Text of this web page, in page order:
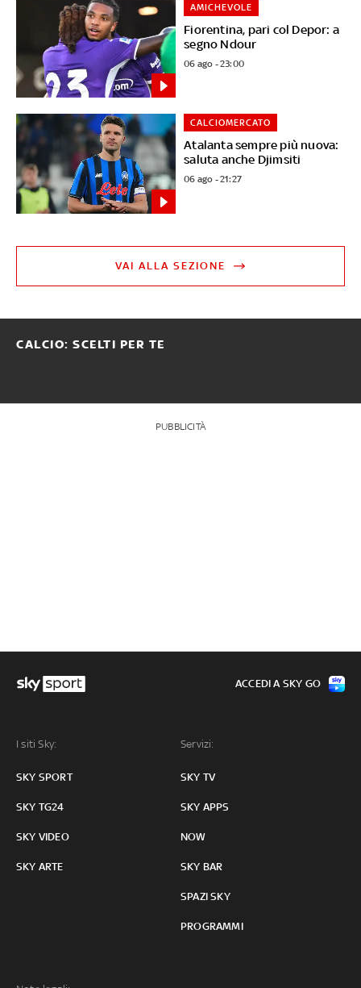
Fiorentina, pari col Depor: a
segno Ndour
AMICHEVOLE
06 ago - 23:00
Atalanta sempre più nuova:
saluta anche Djimsiti
CALCIOMERCATO
06 ago - 21:27
VAI ALLA SEZIONE
CALCIO: SCELTI PER TE
PUBBLICITÀ
I siti Sky:
SKY SPORT
SKY TG24
SKY VIDEO
SKY ARTE
Servizi:
SKY TV
SKY APPS
NOW
SKY BAR
SPAZI SKY
PROGRAMMI
ACCEDI A SKY GO